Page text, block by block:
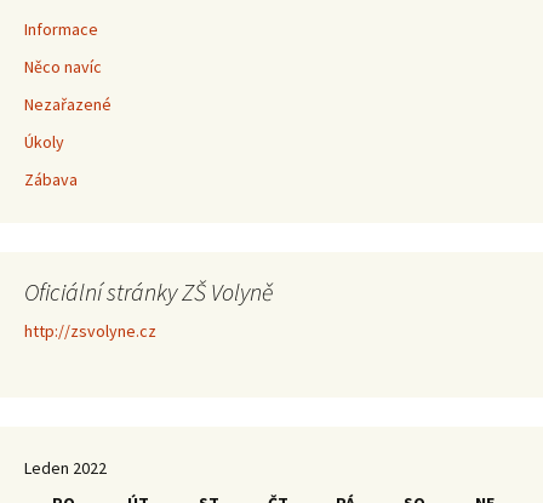
Informace
Něco navíc
Nezařazené
Úkoly
Zábava
Oficiální stránky ZŠ Volyně
http://zsvolyne.cz
Leden 2022